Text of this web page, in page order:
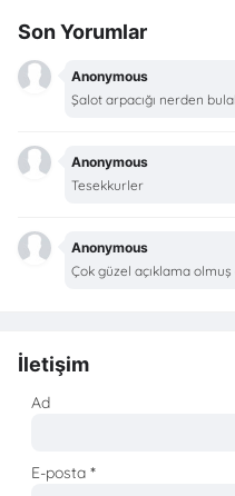
Son Yorumlar
Anonymous
Şalot arpacığı nerden
Anonymous
Tesekkurler
Anonymous
Çok güzel açıklama olmuş
İletişim
Ad
E-posta*